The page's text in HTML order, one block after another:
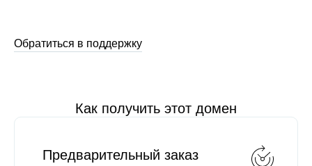
Обратиться в поддержку
Как получить этот домен
Предварительный заказ